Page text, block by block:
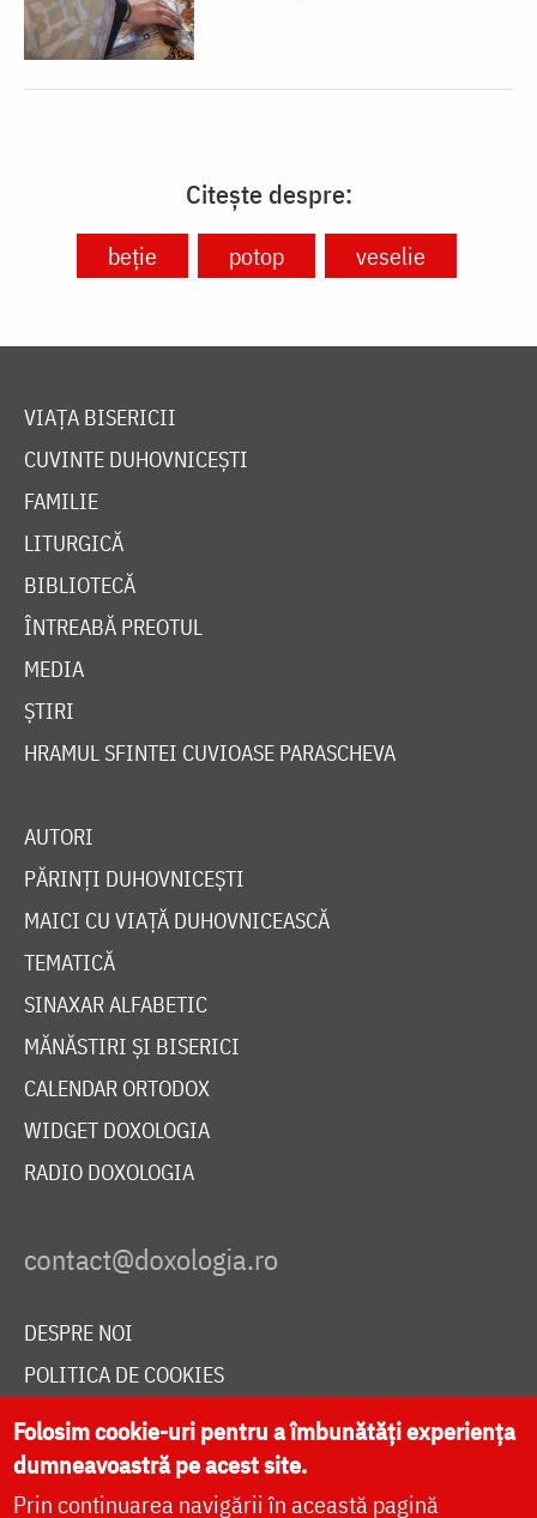
Citește despre:
beție potop veselie
VIAȚA BISERICII
CUVINTE DUHOVNICEȘTI
FAMILIE
LITURGICĂ
BIBLIOTECĂ
ÎNTREABĂ PREOTUL
MEDIA
ȘTIRI
HRAMUL SFINTEI CUVIOASE PARASCHEVA
AUTORI
PĂRINȚI DUHOVNICEȘTI
MAICI CU VIAȚĂ DUHOVNICEASCĂ
TEMATICĂ
SINAXAR ALFABETIC
MĂNĂSTIRI ȘI BISERICI
CALENDAR ORTODOX
WIDGET DOXOLOGIA
RADIO DOXOLOGIA
DESPRE NOI
POLITICA DE COOKIES
DONEAZĂ ONLINE PENTRU CATEDRALA NAȚIONALĂ
LIVE
Folosim cookie-uri pentru a îmbunătăți experiența
dumneavoastră pe acest site.
Prin continuarea navigării în această pagină